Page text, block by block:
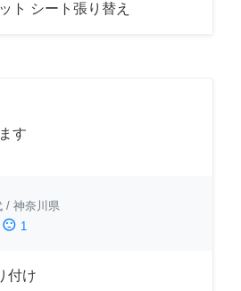
ト シート張り替え
す
/ 神奈川県
sentiment_dissatisfied 1
付け